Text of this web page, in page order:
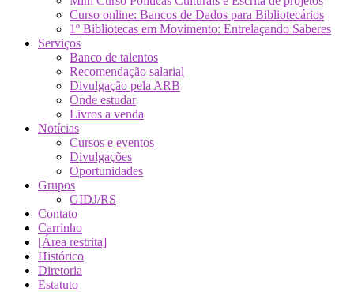
Curso online: Bancos de Dados para Bibliotecários
1º Bibliotecas em Movimento: Entrelaçando Saberes
Serviços
Banco de talentos
Recomendação salarial
Divulgação pela ARB
Onde estudar
Livros a venda
Notícias
Cursos e eventos
Divulgações
Oportunidades
Grupos
GIDJ/RS
Contato
Carrinho
[Área restrita]
Histórico
Diretoria
Estatuto